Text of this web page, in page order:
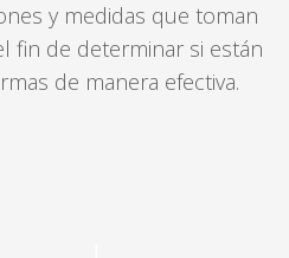
y medidas que toman
fin de determinar si están
de manera efectiva.